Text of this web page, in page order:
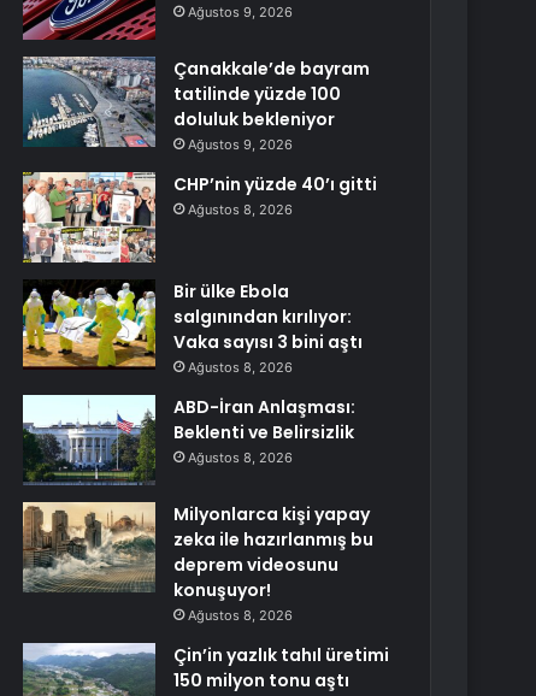
Ağustos 9, 2026
Çanakkale’de bayram
tatilinde yüzde 100
doluluk bekleniyor
Ağustos 9, 2026
CHP’nin yüzde 40’ı gitti
Ağustos 8, 2026
Bir ülke Ebola
salgınından kırılıyor:
Vaka sayısı 3 bini aştı
Ağustos 8, 2026
ABD-İran Anlaşması:
Beklenti ve Belirsizlik
Ağustos 8, 2026
Milyonlarca kişi yapay
zeka ile hazırlanmış bu
deprem videosunu
konuşuyor!
Ağustos 8, 2026
Çin’in yazlık tahıl üretimi
150 milyon tonu aştı